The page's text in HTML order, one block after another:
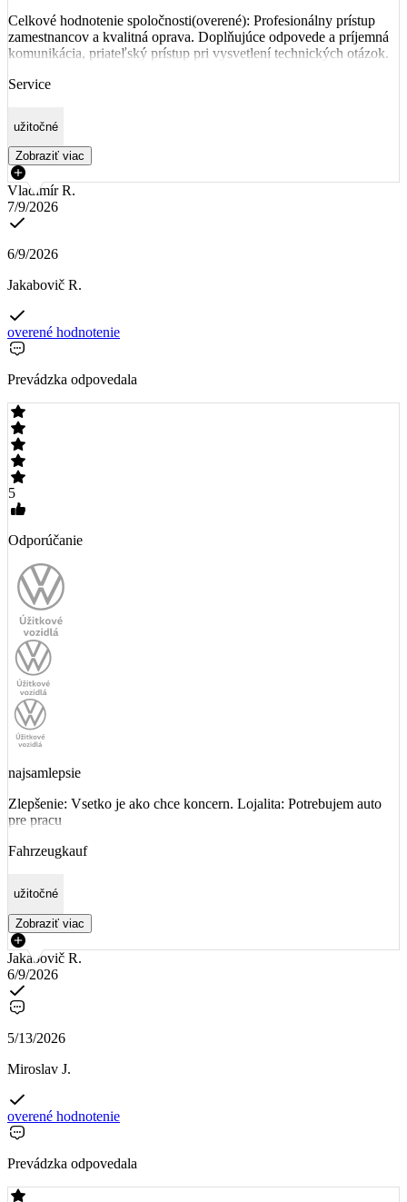
Celkové hodnotenie spoločnosti(overené): Profesionálny prístup
zamestnancov a kvalitná oprava. Doplňujúce odpovede a príjemná
komunikácia, priateľský prístup pri vysvetlení technických otázok.
Service
užitočné
Zobraziť viac
Vladimír R.
7/9/2026
6/9/2026
Jakabovič R.
overené hodnotenie
Prevádzka odpovedala
5
Odporúčanie
najsamlepsie
Zlepšenie: Vsetko je ako chce koncern. Lojalita: Potrebujem auto
pre pracu
Fahrzeugkauf
užitočné
Zobraziť viac
Jakabovič R.
6/9/2026
5/13/2026
Miroslav J.
overené hodnotenie
Prevádzka odpovedala